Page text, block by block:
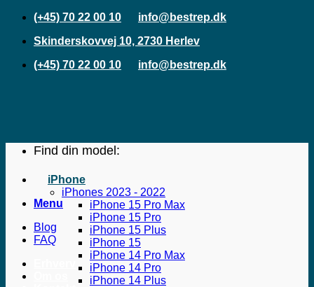
Fortsæt
indhold
(+45) 70 22 00 10
info@bestrep.dk
Skinderskovvej 10, 2730 Herlev
(+45) 70 22 00 10
info@bestrep.dk
Menu
Blog
FAQ
Find din model:
iPhone
iPhones 2023 - 2022
iPhone 15 Pro Max
iPhone 15 Pro
iPhone 15 Plus
iPhone 15
iPhone 14 Pro Max
iPhone 14 Pro
iPhone 14 Plus